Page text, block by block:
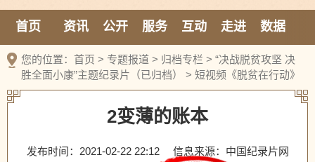
首页 资讯 公开 服务 互动 走进
数据
新媒体
您的位置： 首页 > 专题报道 > 归档专栏 > “决战脱贫攻坚 决
胜全面小康”主题纪录片（已归档）
> 短视频《脱贫在行动》
2变薄的账本
发布时间：2021-02-22 22:12
信息来源：中国纪录片网